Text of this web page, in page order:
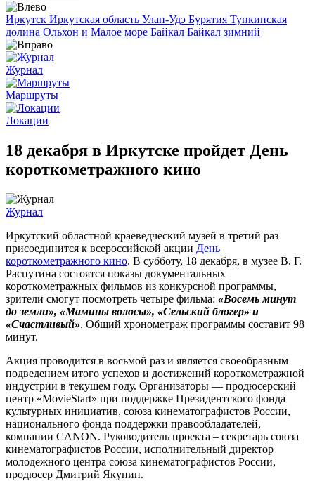
Иркутск Иркутская область Улан-Удэ Бурятия Тункинская
долина Ольхон и Малое море Байкал Байкал зимний
Журнал
Маршруты
Локации
18 декабря в Иркутске пройдет День
короткометражного кино
Журнал
Иркутский областной краеведческий музей в третий раз
присоединится к всероссийской акции День
короткометражного кино. В субботу, 18 декабря, в музее В. Г.
Распутина состоятся показы документальных
короткометражных фильмов из конкурсной программы,
зрители смогут посмотреть четыре фильма: «Восемь минут
до земли», «Мамины волосы», «Сельский блогер» и
«Счастливый». Общий хронометраж программы составит 98
минут.
Акция проводится в восьмой раз и является своеобразным
подведением итого успехов и достижений короткометражной
индустрии в текущем году. Организаторы — продюсерский
центр «MovieStart» при поддержке Президентского фонда
культурных инициатив, союза кинематографистов России,
национального фонда поддержки правообладателей,
компании CANON. Руководитель проекта – секретарь союза
кинематографистов России, исполнительный директор
молодежного центра союза кинематографистов России,
продюсер Дмитрий Якунин.